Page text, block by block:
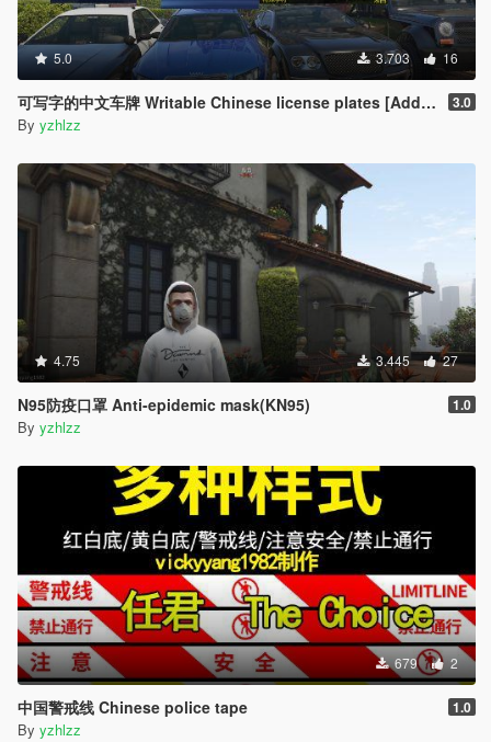
5.0 3.703 16
可写字的中文车牌 Writable Chinese license plates [Add-On] 3.0
By yzhlzz
4.75 3.445 27
N95防疫口罩 Anti-epidemic mask(KN95) 1.0
By yzhlzz
679 2
中国警戒线 Chinese police tape 1.0
By yzhlzz